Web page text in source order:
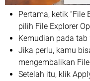
Pertama, ketik “File
pilih File Explorer
Kemudian pada tab
Jika perlu, kamu
mengembalikan
Setelah itu, klik